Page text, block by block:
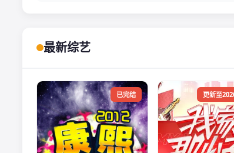
最新综艺
已完结 更新至